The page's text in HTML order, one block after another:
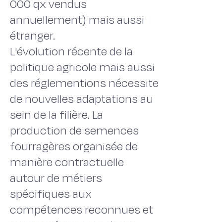
000 qx vendus
annuellement) mais aussi
étranger.
L'évolution récente de la
politique agricole mais aussi
des réglementions nécessite
de nouvelles adaptations au
sein de la filière. La
production de semences
fourragères organisée de
manière contractuelle
autour de métiers
spécifiques aux
compétences reconnues et